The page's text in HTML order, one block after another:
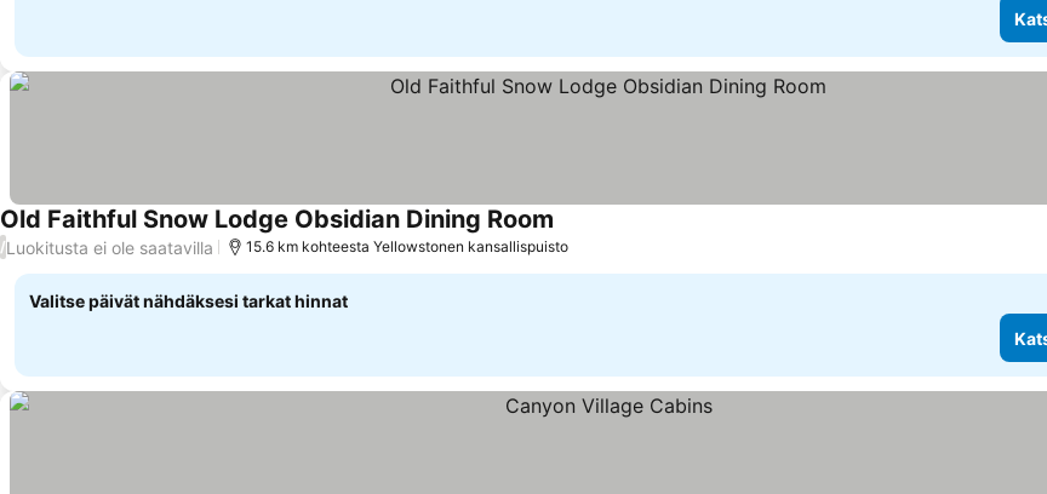
Old Faithful Snow Lodge Obsidian Dining Room
/Luokitusta ei ole saatavilla 15.6 km kohteesta Yellowstonen kansallispuisto
Valitse päivät nähdäksesi tarkat hinnat